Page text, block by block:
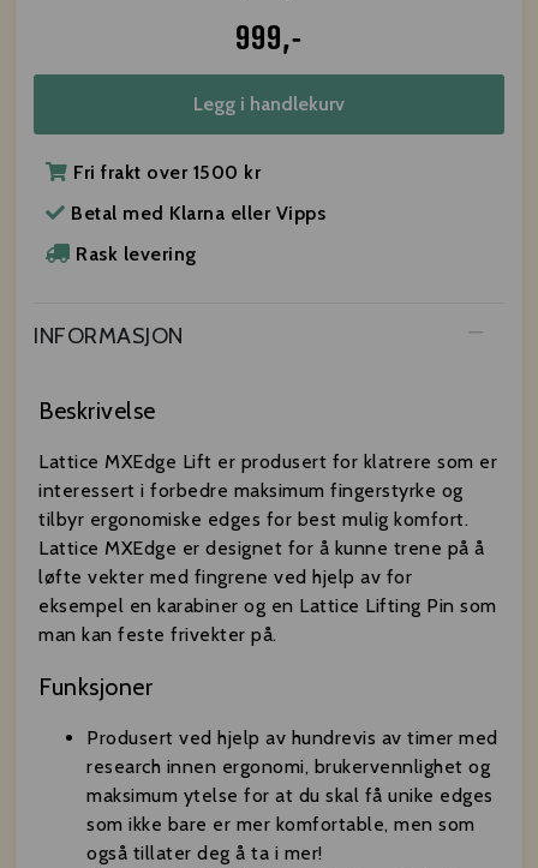
999,-
Legg i handlekurv
Fri frakt over 1500 kr
Betal med Klarna eller Vipps
Rask levering
INFORMASJON
Beskrivelse
Lattice MXEdge Lift er produsert for klatrere som er
interessert i forbedre maksimum fingerstyrke og
tilbyr ergonomiske edges for best mulig komfort.
Lattice MXEdge er designet for å kunne trene på å
løfte vekter med fingrene ved hjelp av for
eksempel en karabiner og en Lattice Lifting Pin som
man kan feste frivekter på.
Funksjoner
Produsert ved hjelp av hundrevis av timer med
research innen ergonomi, brukervennlighet og
maksimum ytelse for at du skal få unike edges
som ikke bare er mer komfortable, men som
også tillater deg å ta i mer!